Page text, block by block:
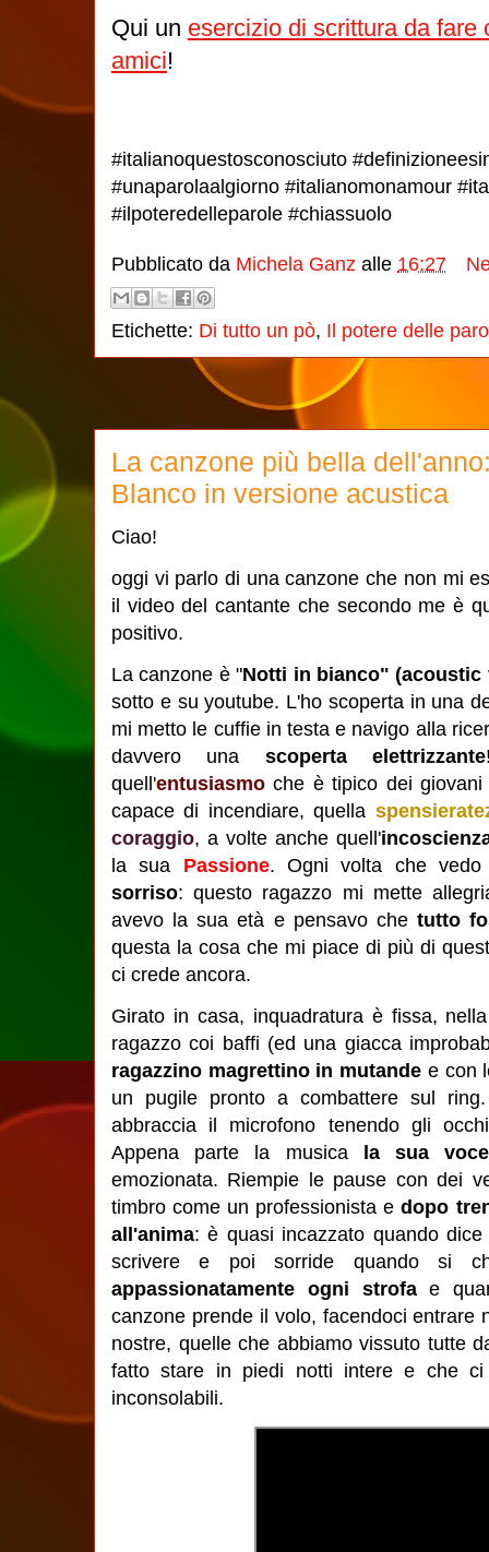
Qui un esercizio di scrittura da fare
amici!
#italianoquestosconosciuto
#unaparolaalgiorno #italianomonamour
#ilpoteredelleparole #chiassuolo
Pubblicato da Michela Ganz alle 16:27
Etichette: Di tutto un pò, Il potere delle
La canzone più bella
Blanco in versione acustica
Ciao!
oggi vi parlo di una canzone che non mi
il video del cantante che secondo me è
positivo.
La canzone è "Notti in bianco" (acoustic
sotto e su youtube. L'ho scoperta in una
mi metto le cuffie in testa e navigo alla
davvero una scoperta elettrizzante
quell'entusiasmo che è tipico dei
capace di incendiare, quella
coraggio, a volte anche quell'
la sua Passione. Ogni volta che
sorriso: questo ragazzo mi mette
avevo la sua età e pensavo chetutto
questa la cosa che mi piace di più di
ci crede ancora.
Girato in casa, inquadratura è fissa,
ragazzo coi baffi (ed una giacca
ragazzino magrettino in mutande e con
un pugile pronto a combattere sul
abbraccia il microfono tenendo gli
Appena parte la musica la sua
emozionata. Riempie le pause con dei
timbro come un professionista edopo
all'anima: è quasi incazzato quando
scrivere e poi sorride quando si
appassionatamente ogni strofae
canzone prende il volo, facendoci entrare
nostre, quelle che abbiamo vissuto tutte
fatto stare in piedi notti intere e che ci
inconsolabili.